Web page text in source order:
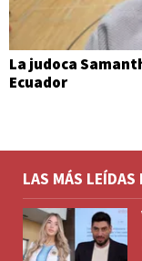
La judoca
Ecuador
LAS MÁS LEÍDAS